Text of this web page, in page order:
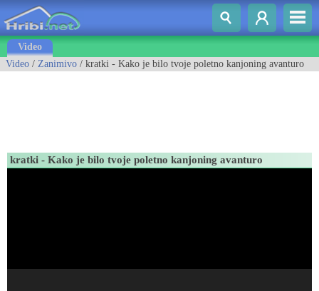
Video
Video / Zanimivo / kratki - Kako je bilo tvoje poletno kanjoning avanturo
kratki - Kako je bilo tvoje poletno kanjoning avanturo